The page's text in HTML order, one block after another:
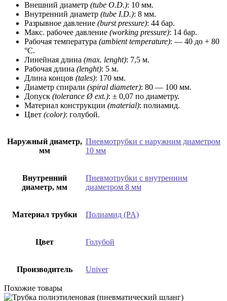
Внешний диаметр (tube O.D.): 10 мм.
Внутренний диаметр (tube I.D.): 8 мм.
Разрывное давление (burst pressure): 44 бар.
Макс. рабочее давление (working pressure): 14 бар.
Рабочая температура (ambient temperature): — 40 до + 80
°C.
Линейная длина (max. lenght): 7,5 м.
Рабочая длина (lenght): 5 м.
Длина концов (tales): 170 мм.
Диаметр спирали (spiral diameter): 80 — 100 мм.
Допуск (tolerance Ø ext.): ± 0,07 по диаметру.
Материал конструкции (material): полиамид.
Цвет (color): голубой.
Наружный диаметр,
мм
Пневмотрубки с наружним диаметром
10 мм
Внутренний
диаметр, мм
Пневмотрубки с внутренним
диаметром 8 мм
Материал трубки Полиамид (PA)
Цвет Голубой
Производитель Univer
Похожие товары